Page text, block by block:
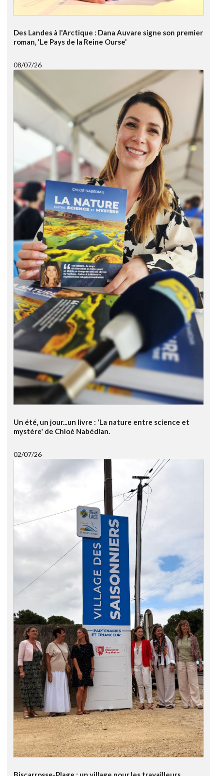
Des Landes à l'Arctique : Dana Auvare signe son premier
roman, 'Le Pays de la Reine Ourse'
08/07/26
Un été, un jour...un livre : 'La nature entre science et
mystère' de Chloé Nabédian.
02/07/26